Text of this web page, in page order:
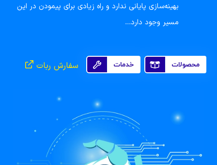
بهینه‌سازی پایانی ندارد و راه زیادی برای پیمودن در این
مسیر وجود دارد...
محصولات خدمات سفارش ربات